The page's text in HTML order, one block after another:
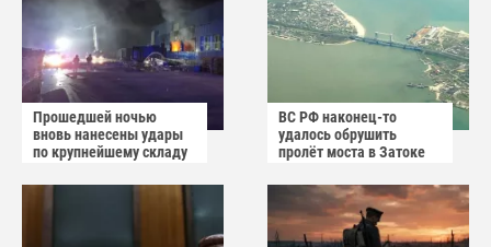
Прошедшей ночью
вновь нанесены удары
по крупнейшему складу
маркетплейса Rozetka
ВС РФ наконец-то
удалось обрушить
пролёт моста в Затоке